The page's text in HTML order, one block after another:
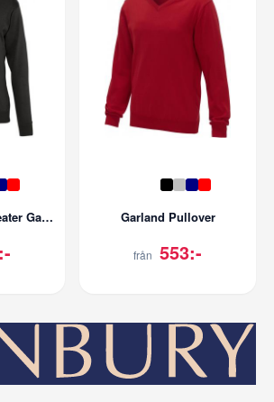
Men`s V Neck Sweater Galaxy Garland Pullover
från 553:-